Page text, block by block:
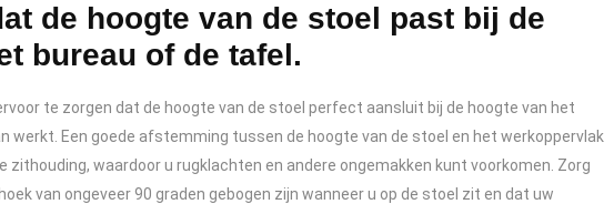
de hoogte van de stoel past bij de
bureau of de tafel.
te zorgen dat de hoogte van de stoel perfect aansluit bij de hoogte van het
werkt. Een goede afstemming tussen de hoogte van de stoel en het werkoppervlak
zithouding, waardoor u rugklachten en andere ongemakken kunt voorkomen. Zorg
van ongeveer 90 graden gebogen zijn wanneer u op de stoel zit en dat uw